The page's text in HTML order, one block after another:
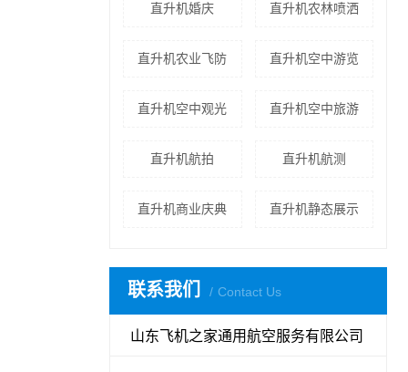
直升机婚庆 直升机农林喷洒
直升机农业飞防 直升机空中游览
直升机空中观光 直升机空中旅游
直升机航拍 直升机航测
直升机商业庆典 直升机静态展示
联系我们 Contact Us
山东飞机之家通用航空服务有限公司